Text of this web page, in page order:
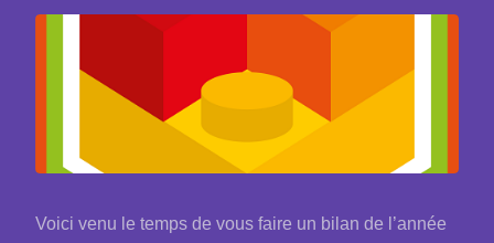
Voici venu le temps de vous faire un bilan de l’année